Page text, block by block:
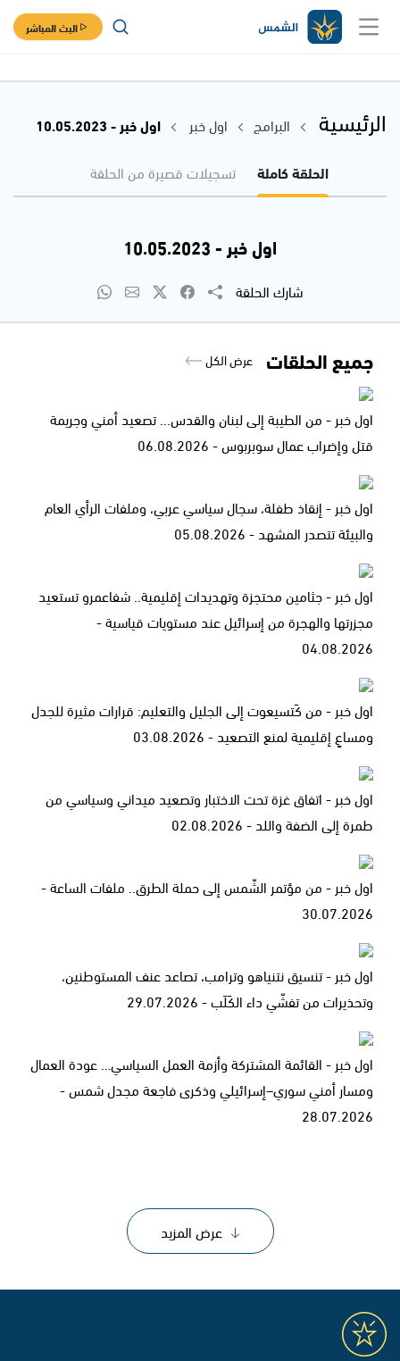
البث المباشر
الرئيسية البرامج اول خبر
اول خبر - 10.05.2023
الحلقة كاملة
تسجيلات قصيرة من الحلقة
اول خبر - 10.05.2023
شارك الحلقة
جميع الحلقات عرض الكل
اول خبر - من الطيبة إلى لبنان والقدس... تصعيد أمني وجريمة
قتل وإضراب عمال سوبربوس - 06.08.2026
اول خبر - إنقاذ طفلة، سجال سياسي عربي، وملفات الرأي العام
والبيئة تتصدر المشهد - 05.08.2026
اول خبر - جثامين محتجزة وتهديدات إقليمية.. شفاعمرو تستعيد
مجزرتها والهجرة من إسرائيل عند مستويات قياسية -
04.08.2026
اول خبر - من كَتسيعوت إلى الجليل والتعليم: قرارات مثيرة للجدل
ومساعٍ إقليمية لمنع التصعيد - 03.08.2026
اول خبر - اتفاق غزة تحت الاختبار وتصعيد ميداني وسياسي من
طمرة إلى الضفة واللد - 02.08.2026
اول خبر - من مؤتمر الشّمس إلى حملة الطرق.. ملفات الساعة -
30.07.2026
اول خبر - تنسيق نتنياهو وترامب، تصاعد عنف المستوطنين،
وتحذيرات من تفشّي داء الكَلَب - 29.07.2026
اول خبر - القائمة المشتركة وأزمة العمل السياسي… عودة العمال
ومسار أمني سوري–إسرائيلي وذكرى فاجعة مجدل شمس -
28.07.2026
عرض المزيد